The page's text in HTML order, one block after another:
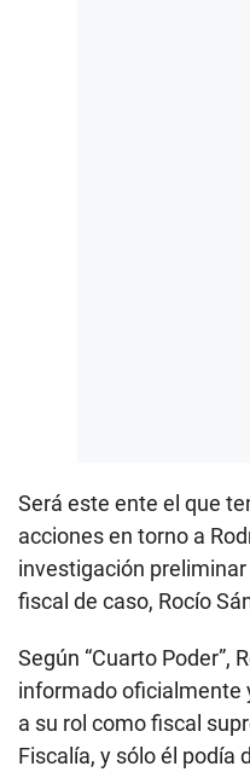
Será este ente el que
acciones en torno a
investigación
fiscal de caso, Rocío
Según “Cuarto Poder”,
informado oficialmente
a su rol como fiscal
Fiscalía, y sólo él podía